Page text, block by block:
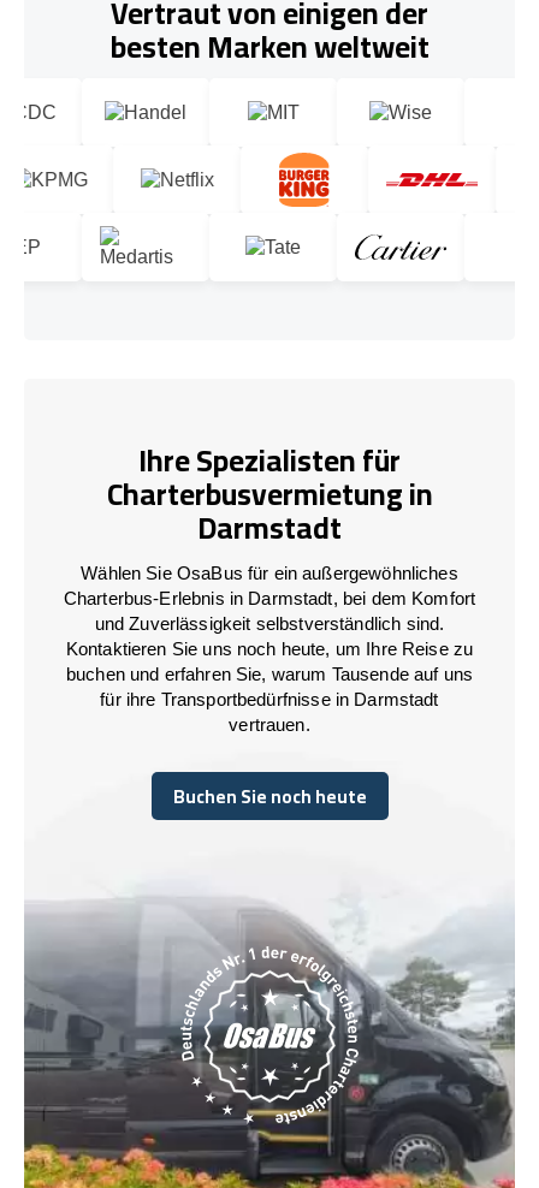
Vertraut von einigen der
besten Marken weltweit
Ihre Spezialisten für
Charterbusvermietung in
Darmstadt
Wählen Sie OsaBus für ein außergewöhnliches
Charterbus-Erlebnis in Darmstadt, bei dem Komfort
und Zuverlässigkeit selbstverständlich sind.
Kontaktieren Sie uns noch heute, um Ihre Reise zu
buchen und erfahren Sie, warum Tausende auf uns
für ihre Transportbedürfnisse in Darmstadt
vertrauen.
Buchen Sie noch heute
Buchen Sie noch heute